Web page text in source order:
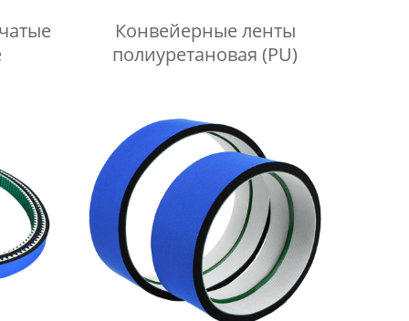
Конвейерные ленты
полиуретановая (PU)